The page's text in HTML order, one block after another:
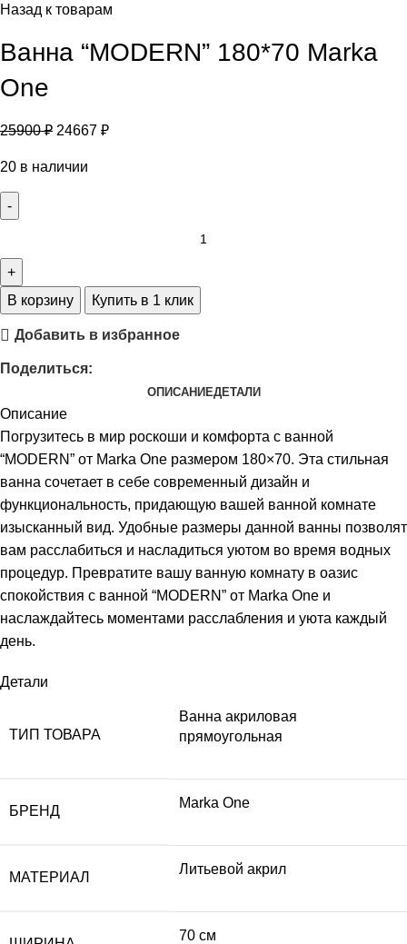
Назад к товарам
Ванна “MODERN” 180*70 Marka
One
25900₽ 24667 ₽
20 в наличии
В корзину Купить в 1 клик
Добавить в избранное
Поделиться:
ОПИСАНИЕДЕТАЛИ
Описание
Погрузитесь в мир роскоши и комфорта с ванной
“MODERN” от Marka One размером 180×70. Эта стильная
ванна сочетает в себе современный дизайн и
функциональность, придающую вашей ванной комнате
изысканный вид. Удобные размеры данной ванны позволят
вам расслабиться и насладиться уютом во время водных
процедур. Превратите вашу ванную комнату в оазис
спокойствия с ванной “MODERN” от Marka One и
наслаждайтесь моментами расслабления и уюта каждый
день.
Детали
ТИП ТОВАРА
Ванна акриловая
прямоугольная
БРЕНД
Marka One
МАТЕРИАЛ
Литьевой акрил
70 см